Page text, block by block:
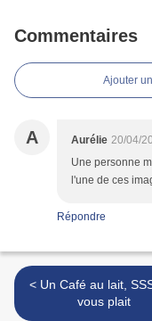
Commentaires
Ajouter
A Aurélie 20/04/
Une personne
l'une de ces
Répondre
< Un Café au lait, SSSSS'il
vous plait